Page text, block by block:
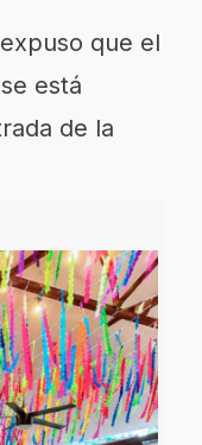
que el
está
de la